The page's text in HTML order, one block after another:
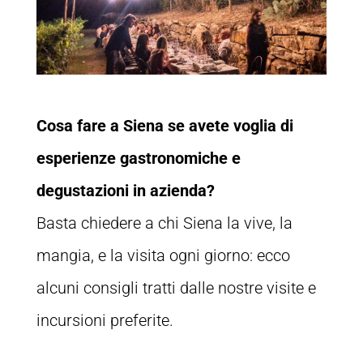
Cosa fare a Siena se avete voglia di
esperienze gastronomiche e
degustazioni in azienda?
Basta chiedere a chi Siena la vive, la
mangia, e la visita ogni giorno: ecco
alcuni consigli tratti dalle nostre visite e
incursioni preferite.